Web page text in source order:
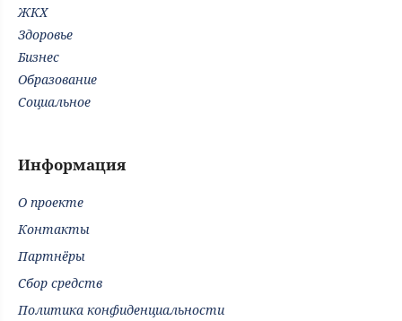
ЖКХ
Здоровье
Бизнес
Образование
Социальное
Информация
О проекте
Контакты
Партнёры
Сбор средств
Политика конфиденциальности